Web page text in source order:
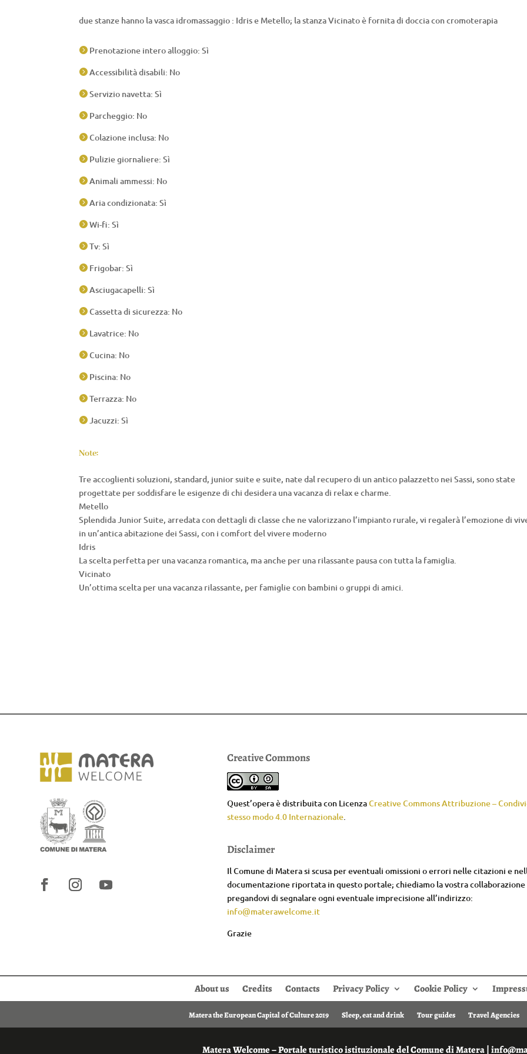
due stanze hanno la vasca idromassaggio : Idris e Metello; la stanza Vicinato è fornita di doccia con cromoterapia
 Prenotazione intero alloggio: Sì
 Accessibilità disabili: No
 Servizio navetta: Sì
 Parcheggio: No
 Colazione inclusa: No
 Pulizie giornaliere: Sì
 Animali ammessi: No
 Aria condizionata: Sì
 Wi-fi: Sì
 Tv: Sì
 Frigobar: Sì
 Asciugacapelli: Sì
 Cassetta di sicurezza: No
 Lavatrice: No
 Cucina: No
 Piscina: No
 Terrazza: No
 Jacuzzi: Sì
Note:
Tre accoglienti soluzioni, standard, junior suite e suite, nate dal recupero di un antico palazzetto nei Sassi, sono state
progettate per soddisfare le esigenze di chi desidera una vacanza di relax e charme.
Metello
Splendida Junior Suite, arredata con dettagli di classe che ne valorizzano l’impianto rurale, vi regalerà l’emozione di
in un’antica abitazione dei Sassi, con i comfort del vivere moderno
Idris
La scelta perfetta per una vacanza romantica, ma anche per una rilassante pausa con tutta la famiglia.
Vicinato
Un’ottima scelta per una vacanza rilassante, per famiglie con bambini o gruppi di amici.
Creative Commons
Quest’opera è distribuita con LicenzaCreative Commons Attribuzione –
stesso modo 4.0 Internazionale
Disclaimer
Il Comune di Matera si scusa per eventuali omissioni o errori nelle citazioni e
documentazione riportata in questo portale; chiediamo la vostra collaborazione
pregandovi di segnalare ogni eventuale imprecisione all’indirizzo:
info@materawelcome.it
Grazie
About us Credits Contacts Privacy Policy Cookie Policy
Matera the European Capital of Culture 2019 Sleep, eat and drink Tour guides Travel Agencies
Matera Welcome – Portale turistico istituzionale del Comune di Matera |